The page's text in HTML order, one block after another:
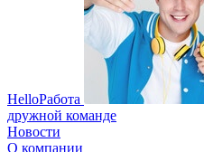
HelloРабота
дружной команде
Новости
О компании